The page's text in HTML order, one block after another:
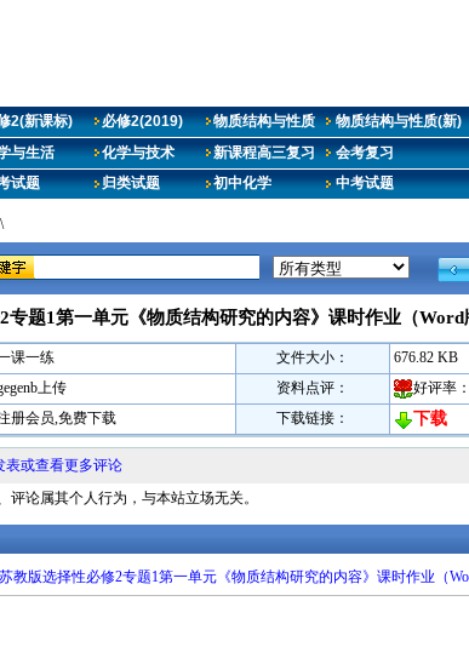
2(新课标) 必修2(2019) 物质结构与性质 物质结构与性质(新)
与生活 化学与技术 新课程高三复习 会考复习
试题 归类试题 初中化学 中考试题
专题1第一单元《物质结构研究的内容》课时作业（Word
课一练 文件大小：
676.82 KB
上传 资料点评： 好评率：
册会员,免费下载 下载链接： 下载
表或查看更多评论
评论属其个人行为，与本站立场无关。
苏教版选择性必修2专题1第一单元《物质结构研究的内容》课时作业（